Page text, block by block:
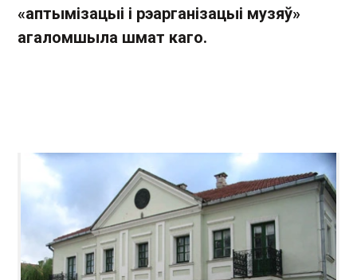
«аптымізацыі і рэарганізацыі музяў»
агаломшыла шмат каго.